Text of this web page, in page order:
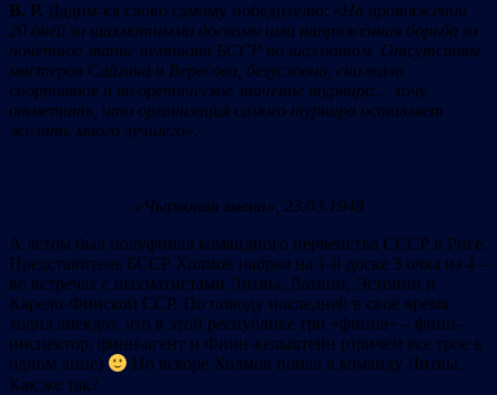
В. Р. Дадим-ка слово самому победителю: «На протяжении
20 дней за шахматными досками шла напряжённая борьба за
почётное звание чемпиона БССР по шахматам. Отсутствие
мастеров Сайгина и Вересова, безусловно, снижало
спортивное и теоретическое значение турнира… хочу
отметить, что организация самого турнира оставляет
желать много лучшего».
«Чырвоная змена», 23.03.1948
А летом был полуфинал командного первенства СССР в Риге.
Представитель БССР Холмов набрал на 1-й доске 3 очка из 4 –
во встречах с шахматистами Литвы, Латвии, Эстонии и
Карело-Финской ССР. По поводу последней в своё время
ходил анекдот, что в этой республике три «финна» – финн-
инспектор, финн-агент и Финн-кельштейн (причём все трое в
одном лице)
Но вскоре Холмов попал в команду Литвы.
Как же так?